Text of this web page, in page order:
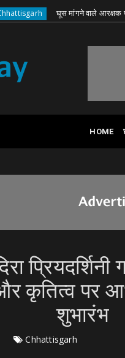
for Us
HOME
घूस मांगने वाले आरक्षक पर SSP
कृतित्व पर
शुभारंभ
Chhattisgarh